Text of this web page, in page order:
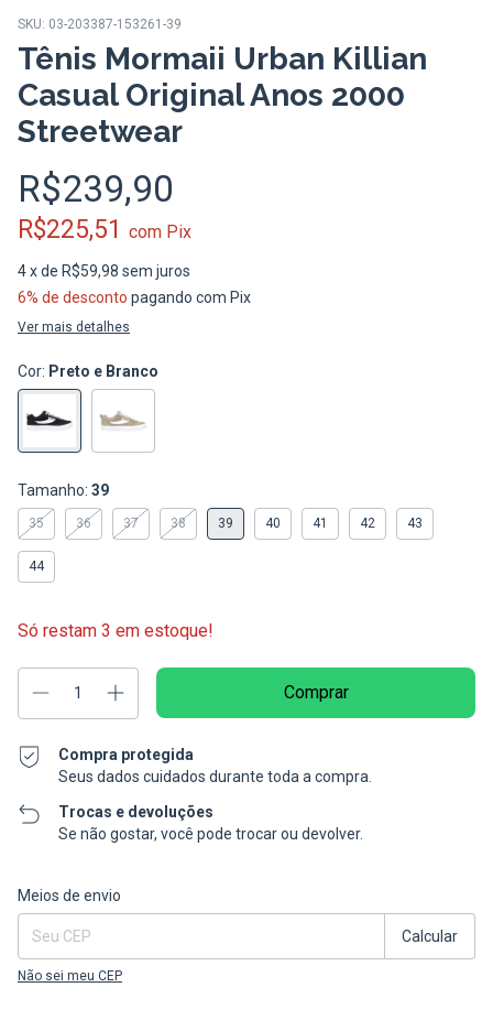
SKU: 03-203387-153261-39
Tênis Mormaii Urban Killian
Casual Original Anos 2000
Streetwear
R$239,90
R$225,51 com Pix
4x de R$59,98 sem juros
6% de desconto pagando com Pix
Ver mais detalhes
Cor: Preto e Branco
Tamanho: 39
35 36 37 38 39 40 41 42 43
44
Só restam 3 em estoque!
Compra protegida
Seus dados cuidados durante toda a compra.
Trocas e devoluções
Se não gostar, você pode trocar ou devolver.
Entregas para o CEP:
Meios de envio
Calcular
Não sei meu CEP